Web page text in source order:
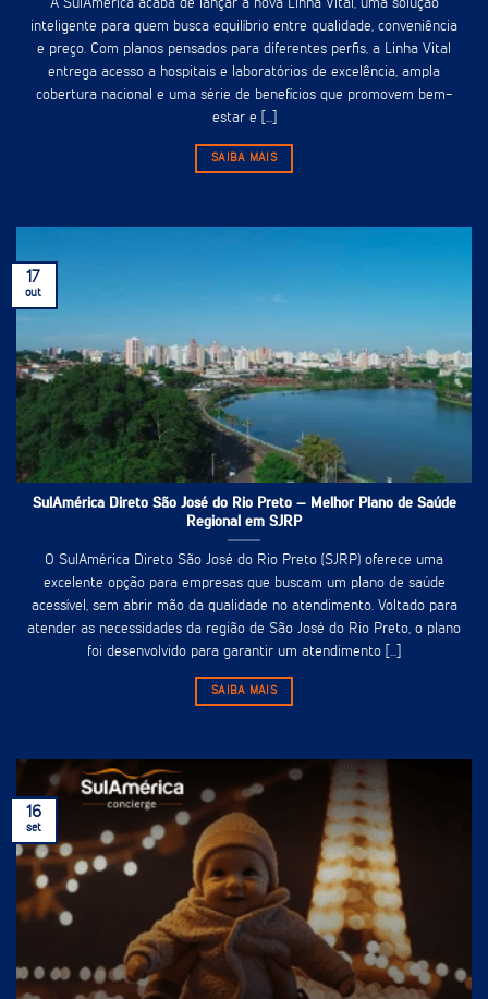
A SulAmérica acaba de lançar a nova Linha Vital, uma solução
inteligente para quem busca equilíbrio entre qualidade, conveniência
e preço. Com planos pensados para diferentes perfis, a Linha Vital
entrega acesso a hospitais e laboratórios de excelência, ampla
cobertura nacional e uma série de benefícios que promovem bem-
estar e [...]
SAIBA MAIS
SulAmérica Direto São José do Rio Preto – Melhor Plano de Saúde
Regional em SJRP
O SulAmérica Direto São José do Rio Preto (SJRP) oferece uma
excelente opção para empresas que buscam um plano de saúde
acessível, sem abrir mão da qualidade no atendimento. Voltado para
atender as necessidades da região de São José do Rio Preto, o plano
foi desenvolvido para garantir um atendimento [...]
SAIBA MAIS
17
out
16
set